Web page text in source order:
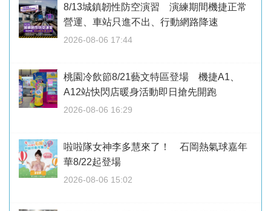
8/13城鎮韌性防空演習 演練期間機捷正常
營運、車站只進不出、行動網路降速
2026-08-06 17:44
桃園冷飲節8/21藝文特區登場 機捷A1、
A12站快閃店暖身活動即日搶先開跑
2026-08-06 16:29
啦啦隊女神李多慧來了！ 石岡熱氣球嘉年
華8/22起登場
2026-08-06 15:02